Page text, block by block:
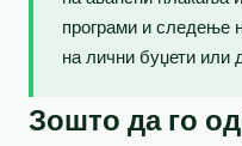
програми и следење
на лични буџети или
Зошто да го